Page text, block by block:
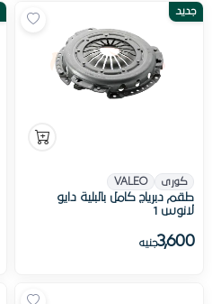
جديد
كورى VALEO
طقم دبرياج كامل بالبلية دايو
لانوس 1
3,600جنيه